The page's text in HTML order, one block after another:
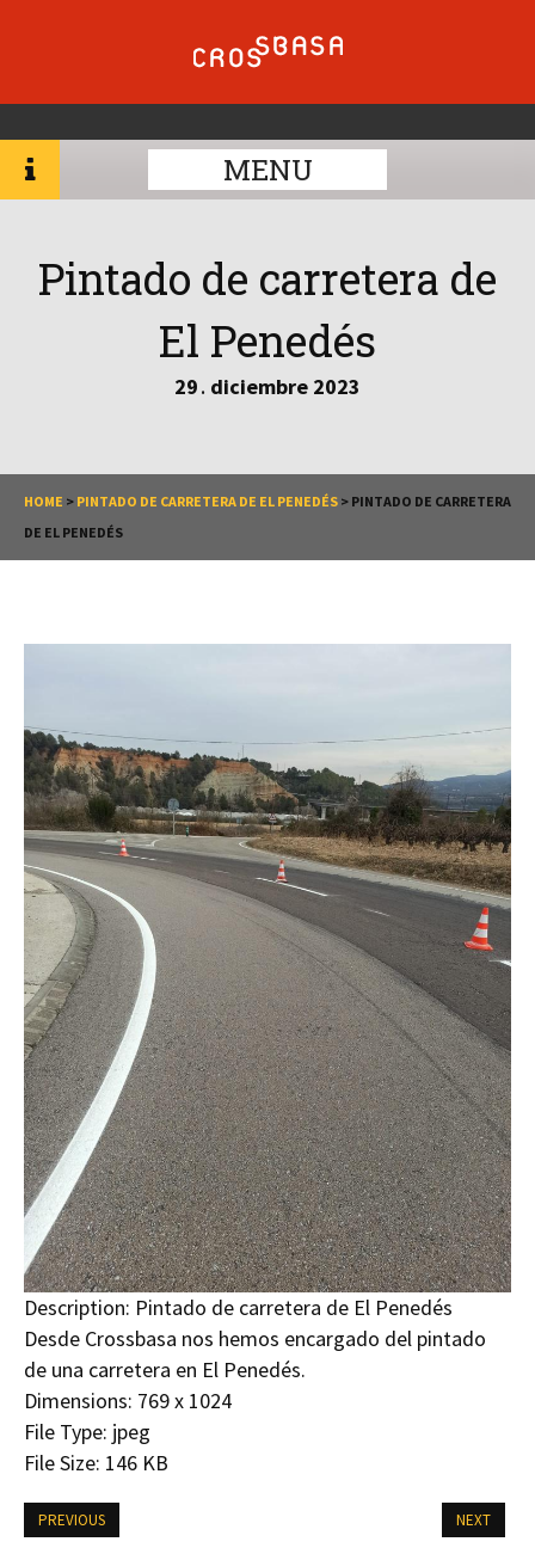
MENU
Pintado de carretera de
El Penedés
29 . diciembre 2023
HOME > PINTADO DE CARRETERA DE EL PENEDÉS > PINTADO DE CARRETERA
DE EL PENEDÉS
Description: Pintado de carretera de El Penedés
Desde Crossbasa nos hemos encargado del pintado
de una carretera en El Penedés.
Dimensions: 769 x 1024
File Type: jpeg
File Size: 146 KB
PREVIOUS NEXT